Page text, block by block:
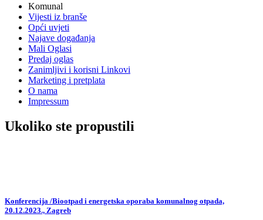
Komunal
Vijesti iz branše
Opći uvjeti
Najave događanja
Mali Oglasi
Predaj oglas
Zanimljivi i korisni Linkovi
Marketing i pretplata
O nama
Impressum
Ukoliko ste propustili
Konferencija /Biootpad i energetska oporaba komunalnog otpada,
20.12.2023., Zagreb